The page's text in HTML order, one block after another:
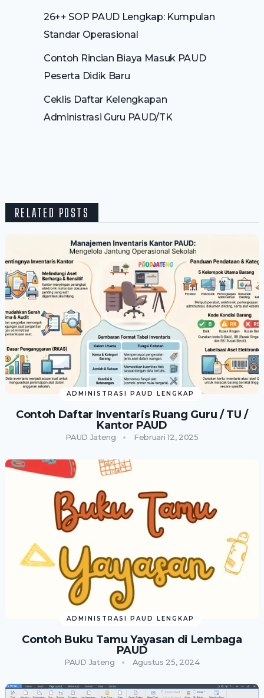
26++ SOP PAUD Lengkap: Kumpulan
Standar Operasional
Contoh Rincian Biaya Masuk PAUD
Peserta Didik Baru
Ceklis Daftar Kelengkapan
Administrasi Guru PAUD/TK
RELATED POSTS
ADMINISTRASI PAUD LENGKAP
Contoh Daftar Inventaris Ruang Guru / TU /
Kantor PAUD
PAUD Jateng Februari 12, 2025
ADMINISTRASI PAUD LENGKAP
Contoh Buku Tamu Yayasan di Lembaga
PAUD
PAUD Jateng Agustus 25, 2024